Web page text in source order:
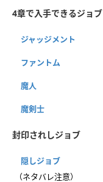
4章で入手できるジョブ
ジャッジメント
ファントム
魔人
魔剣士
封印されしジョブ
隠しジョブ
（ネタバレ注意）